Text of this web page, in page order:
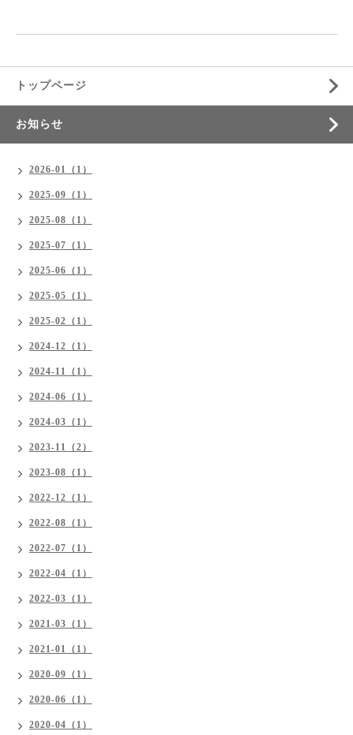
トップページ
お知らせ
2026-01（1）
2025-09（1）
2025-08（1）
2025-07（1）
2025-06（1）
2025-05（1）
2025-02（1）
2024-12（1）
2024-11（1）
2024-06（1）
2024-03（1）
2023-11（2）
2023-08（1）
2022-12（1）
2022-08（1）
2022-07（1）
2022-04（1）
2022-03（1）
2021-03（1）
2021-01（1）
2020-09（1）
2020-06（1）
2020-04（1）